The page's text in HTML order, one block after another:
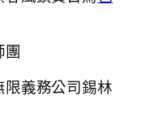
義務公司錫林